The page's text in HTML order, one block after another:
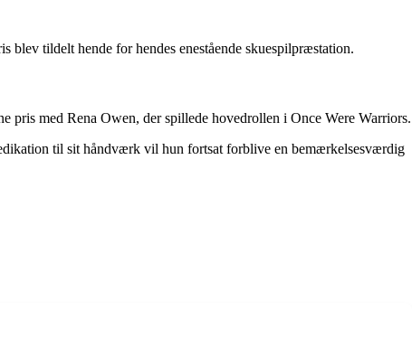
tildelt hende for hendes enestående skuespilpræstation.
med Rena Owen, der spillede hovedrollen i Once Were Warriors.
til sit håndværk vil hun fortsat forblive en bemærkelsesværdig